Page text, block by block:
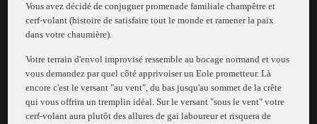
Vous avez décidé de conjuguer promenade familiale champêtre et
cerf-volant (histoire de satisfaire tout le monde et ramener la paix
dans votre chaumière).
Votre terrain d'envol improvisé ressemble au bocage normand et vous
vous demandez par quel côté apprivoiser un Eole prometteur. Là
encore c'est le versant "au vent", du bas jusqu'au sommet de la crête
qui vous offrira un tremplin idéal. Sur le versant "sous le vent" votre
cerf-volant aura plutôt des allures de gai laboureur et risquera de